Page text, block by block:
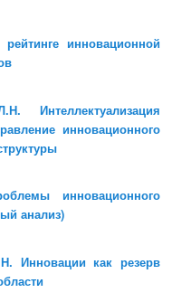
инновационной
инновационного
инновационного
анализ)
Инновации как резерв